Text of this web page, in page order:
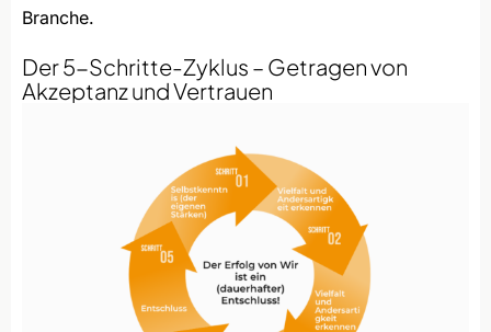
Branche.
Der 5-Schritte-Zyklus – Getragen von
Akzeptanz und Vertrauen